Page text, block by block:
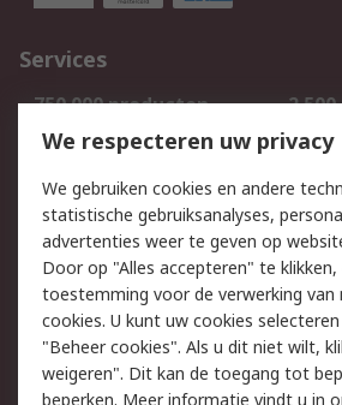
Services
750.000 producten
Bestellen
Track & Trace
Wettelijk
Cookiebeleid
Privacybeleid
Algemene
We respecteren uw privacy
We gebruiken cookies en andere
statistische gebruiksanalyses,
advertenties weer te geven op
Door op "Alles accepteren" te
toestemming voor de verwerking van
cookies. U kunt uw cookies
"Beheer cookies". Als u dit niet wilt,
weigeren". Dit kan de toegang tot
beperken. Meer informatie vindt u in